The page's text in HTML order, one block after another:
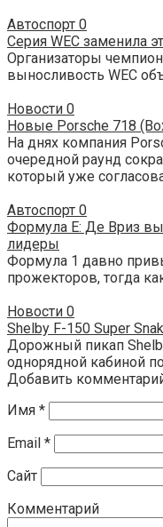
Автоспорт 0
Серия WEC заменила
Организаторы
выносливость WEC
Новости 0
Новые Porsche 718
На днях компания
очередной раунд
который уже
Автоспорт 0
Формула E: Де Вриз
лидеры
Формула 1 давно
прожекторов, тогда
Новости 0
Shelby F-150 Super
Дорожный пикап
однорядной кабиной
Добавить
Имя *
Email *
Сайт
Комментарий